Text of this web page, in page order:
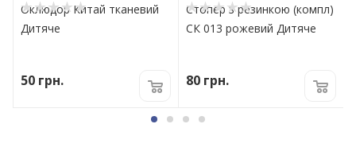
Оклюдор Китай тканевий
Дитяче
50 грн.
Стопер з резинкою (компл)
СК 013 рожевий Дитяче
80 грн.